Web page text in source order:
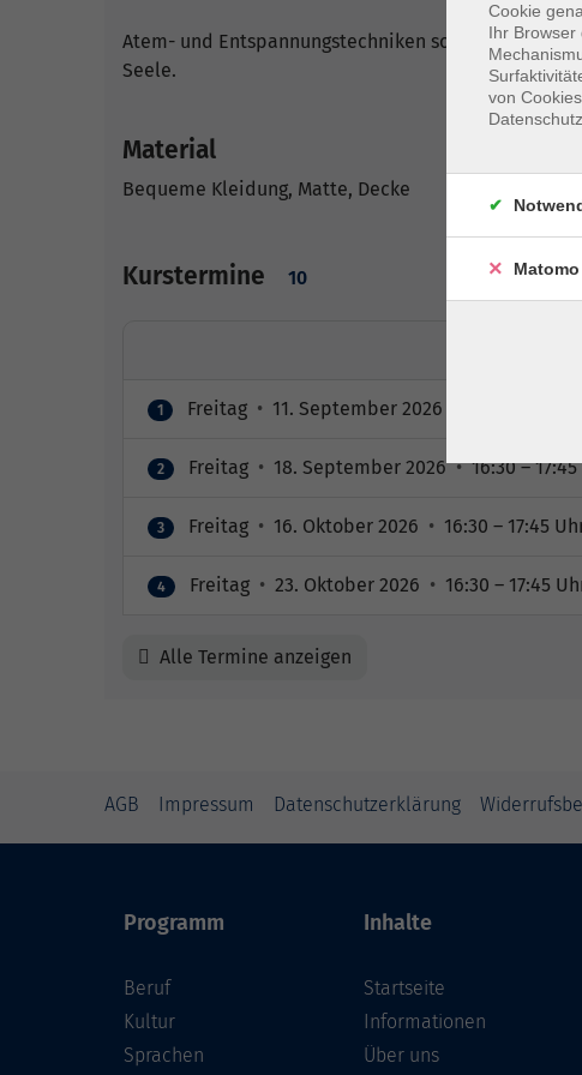
Atem- und Entspannungstechniken sorgen für einen
Seele.
Material
Bequeme Kleidung, Matte, Decke
Kurstermine 10
1 Freitag • 11. September 2026
2 Freitag • 18. September 2026 • 16:30 –
3 Freitag • 16. Oktober 2026 • 16:30 – 17:45
4 Freitag • 23. Oktober 2026 • 16:30 – 17:45
Alle Termine anzeigen
AGB Impressum Datenschutzerklärung
Programm
Beruf
Kultur
Sprachen
Inhalte
Startseite
Informationen
Über uns
Cookie
Ihr Browser
von
Matomo